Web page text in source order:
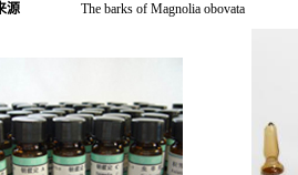
源 The barks of Magnolia obovata